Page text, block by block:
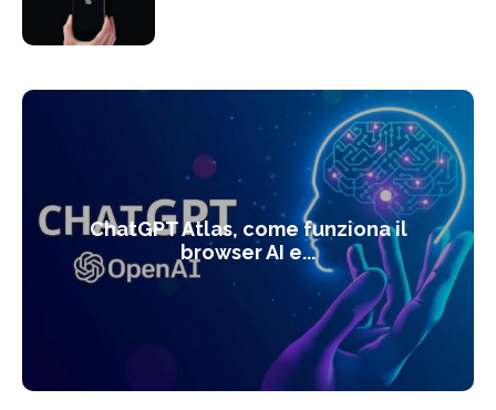
ChatGPT Atlas, come funziona il
browser AI e...